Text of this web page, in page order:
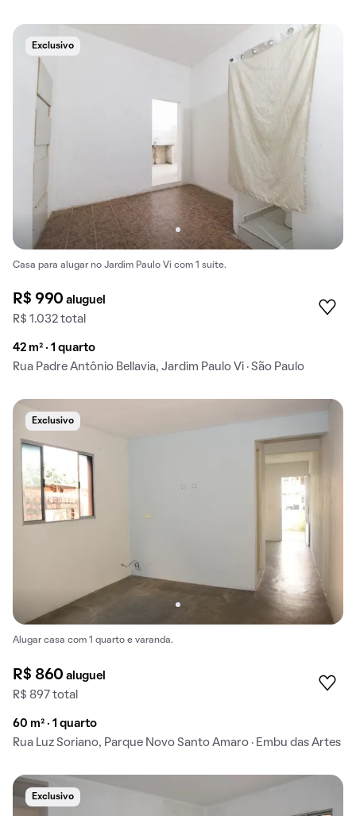
Exclusivo
Casa para alugar no Jardim Paulo Vi com 1 suíte.
R$ 990aluguel
R$ 1.032 total
42 m² · 1 quarto
Rua Padre Antônio Bellavia, Jardim Paulo Vi · São Paulo
Exclusivo
Alugar casa com 1 quarto e varanda.
R$ 860aluguel
R$ 897 total
60 m² · 1 quarto
Rua Luz Soriano, Parque Novo Santo Amaro · Embu das Artes
Exclusivo